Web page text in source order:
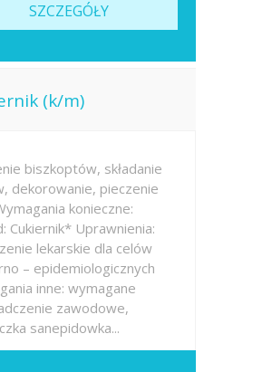
SZCZEGÓŁY
(k/m)
biszkoptów, składanie
dekorowanie, pieczenie
konieczne:
Cukiernik* Uprawnienia:
lekarskie dla celów
– epidemiologicznych
inne: wymagane
zawodowe,
sanepidowka...